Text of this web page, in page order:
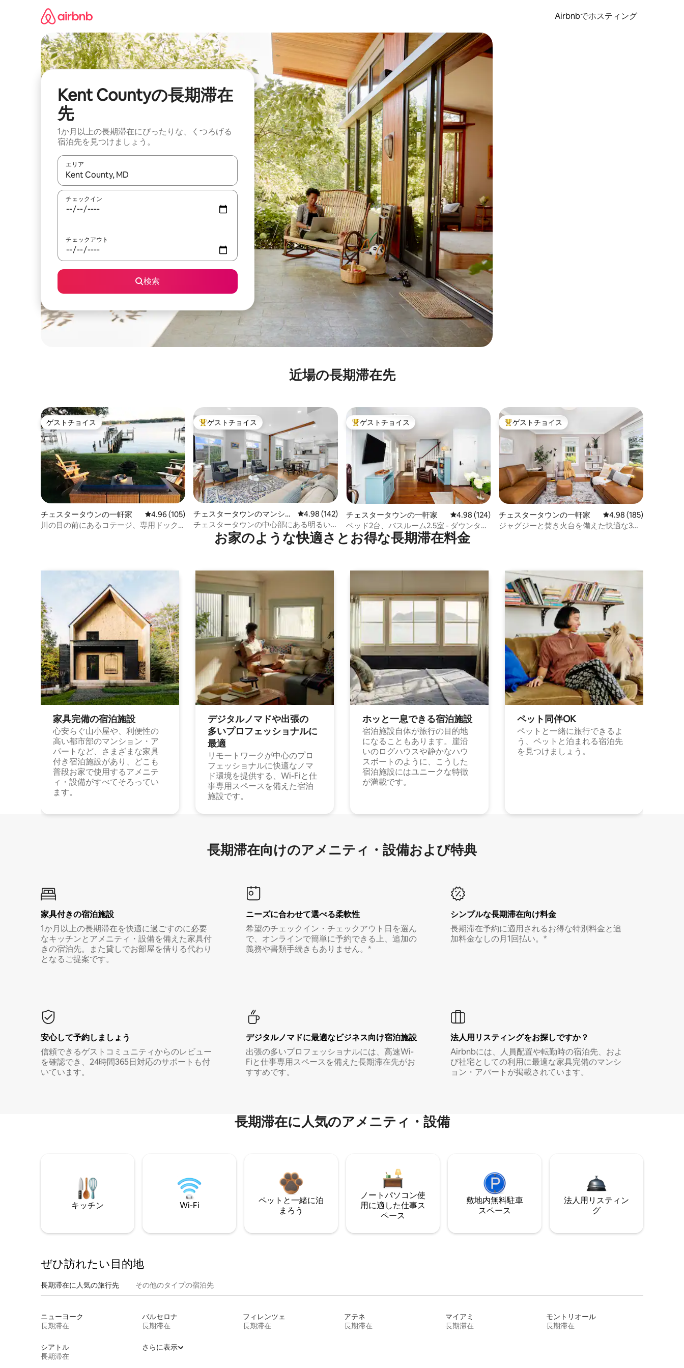
Airbnbでホスティング
Kent Countyの長期滞在
先
1か月以上の長期滞在にぴったりな、くつろげる
宿泊先を見つけましょう。
エリア
検索結果が表示されたら、上下の矢印キーを使って移動するか、画面をタッチまたはスワイプして検索結果を確認することができます。
チェックイン
チェックアウト
検索
近場の長期滞在先
ゲストチョイス
ゲストチョイス
チェスタータウンの一軒家 レビュー105件、5つ星中4.96つ星の平均評価
4.96 (105)
川の目の前にあるコテージ、専用ドック
大好評のゲストチョイスです。
ゲストチョイス
チェスタータウンのマンショ
ン・アパート
レビュー142件、5つ星中4.98つ星の平均評価
4.98 (142)
チェスタータウンの中心部にある明るい
新しいアパート
大好評のゲストチョイスです。
ゲストチョイス
チェスタータウンの一軒家 レビュー124件、5つ星中4.98つ星の平均評価
4.98 (124)
ベッド2台、バスルーム2.5室 - ダウンタウ
ンの完璧なロケーション
大好評のゲストチョイスです。
ゲストチョイス
チェスタータウンの一軒家 レビュー185件、5つ
4.98 (185)
ジャグジーと焚き火台を備えた快適な3ベ
お家のような快⁠適⁠さ⁠とお⁠得⁠な長⁠期⁠滞⁠在料⁠金
家具完備の宿⁠泊⁠施⁠設
心安らぐ山小屋や、利便性の
高い都市部のマンション・ア
パートなど、さまざまな家具
付き宿泊施設があり、どこも
普段お家で使用するアメニテ
ィ・設備がすべてそろってい
ます。
デジタルノマドや出⁠張⁠の
多⁠いプ⁠ロ⁠フ⁠ェ⁠ッ⁠シ⁠ョ⁠ナ⁠ル⁠に
最⁠適
リモートワークが中心のプロ
フェッショナルに快適なノマ
ド環境を提供する、Wi-Fiと仕
事専用スペースを備えた宿泊
施設です。
ホッと一⁠息⁠で⁠き⁠る宿⁠泊施⁠設
宿泊施設自体が旅行の目的地
になることもあります。崖沿
いのログハウスや静かなハウ
スボートのように、こうした
宿泊施設にはユニークな特徴
が満載です。
ペット同⁠伴OK
ペットと一緒に旅行できるよ
う、ペットと泊まれる宿泊先
を見つけましょう。
長期滞在向け⁠のア⁠メ⁠ニ⁠テ⁠ィ⁠・設⁠備⁠および特⁠典
家具付き⁠の宿⁠泊⁠施⁠設
1か月以上の長期滞在を快適に過ごすのに必要
なキッチンとアメニティ・設備を備えた家具付
きの宿泊先。また貸しでお部屋を借りる代わり
となるご提案です。
ニーズに合わせて選べる柔軟性
希望のチェックイン・チェックアウト日を選ん
で、オンラインで簡単に予約できる上、追加の
義務や書類手続きもありません。*
シンプルな長期滞在向け料金
長期滞在予約に適用されるお得な特別料金と追
加料金なしの月1回払い。*
安心して予約しましょう
信頼できるゲストコミュニティからのレビュー
を確認でき、24時間365日対応のサポートも付
いています。
デジタルノマド⁠に最⁠適⁠なビ⁠ジ⁠ネ⁠ス⁠向⁠け宿⁠泊⁠施⁠設
出張の多いプロフェッショナルには、高速Wi-
Fiと仕事専用スペースを備えた長期滞在先がお
すすめです。
法人用リスティングをお探しですか？
Airbnbには、人員配置や転勤時の宿泊先、およ
び社宅としての利用に最適な家具完備のマンシ
ョン・アパートが掲載されています。
長期滞在に人気のアメニティ・設備
キッチン Wi-Fi
ペットと一緒に泊
まろう
ノートパソコン使
用に適した仕事ス
ペース
敷地内無料駐⁠車
ス⁠ペ⁠ー⁠ス
法人用リスティン
グ
ぜひ訪⁠れ⁠た⁠い目⁠的⁠地
長期滞在に人気の旅行先 その他のタ⁠イ⁠プ⁠の宿⁠泊⁠先
ニューヨーク
長期滞在
バルセロナ
長期滞在
フィレンツェ
長期滞在
アテネ
長期滞在
マイアミ
長期滞在
モントリオール
長期滞在
シアトル
長期滞在
さらに表示